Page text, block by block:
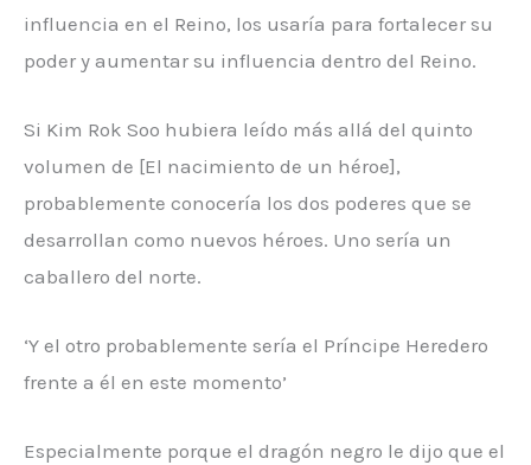
influencia en el Reino, los usaría para fortalecer su
poder y aumentar su influencia dentro del Reino.
Si Kim Rok Soo hubiera leído más allá del quinto
volumen de [El nacimiento de un héroe],
probablemente conocería los dos poderes que se
desarrollan como nuevos héroes. Uno sería un
caballero del norte.
‘Y el otro probablemente sería el Príncipe Heredero
frente a él en este momento’
Especialmente porque el dragón negro le dijo que el